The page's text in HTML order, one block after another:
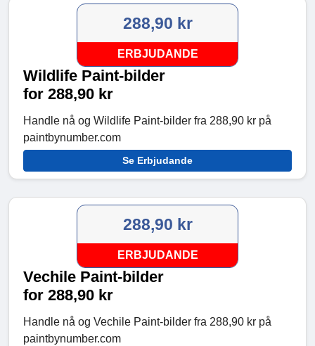
288,90 kr
ERBJUDANDE
Wildlife Paint-bilder
for 288,90 kr
Handle nå og Wildlife Paint-bilder fra 288,90 kr på
paintbynumber.com
Se Erbjudande
288,90 kr
ERBJUDANDE
Vechile Paint-bilder
for 288,90 kr
Handle nå og Vechile Paint-bilder fra 288,90 kr på
paintbynumber.com